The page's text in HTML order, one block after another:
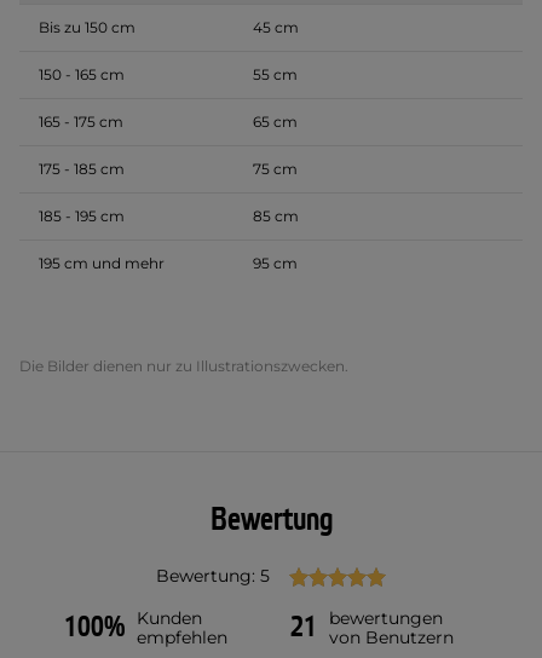
Bis zu 150 cm 45 cm
150 - 165 cm 55 cm
165 - 175 cm 65 cm
175 - 185 cm 75 cm
185 - 195 cm 85 cm
195 cm und mehr 95 cm
Die Bilder dienen nur zu Illustrationszwecken.
Bewertung
Bewertung: 5
100%
Kunden
empfehlen
21
bewertungen
von Benutzern